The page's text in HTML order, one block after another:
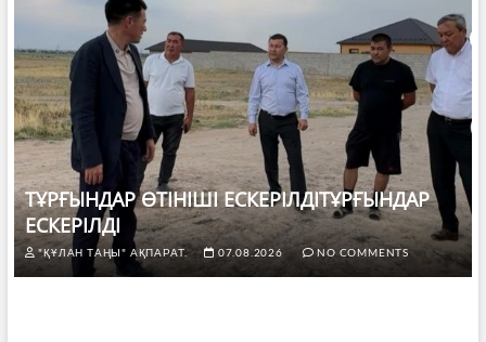
ТҰРҒЫНДАР ӨТІНІШІ ЕСКЕРІЛДІТҰРҒЫНДАР
ЕСКЕРІЛДІ
"ҚҰЛАН ТАҢЫ" АҚПАРАТ. 07.08.2026 NO COMMENTS